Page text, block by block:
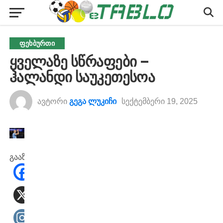
ᲤᲔᲮᲑᲣᲠᲗᲘ
ყველაზე სწრაფები –
ჰალანდი საუკეთესოა
ავტორი გეგა ლუკიჩი სექტემბერი 19, 2025
გააზიარეთ